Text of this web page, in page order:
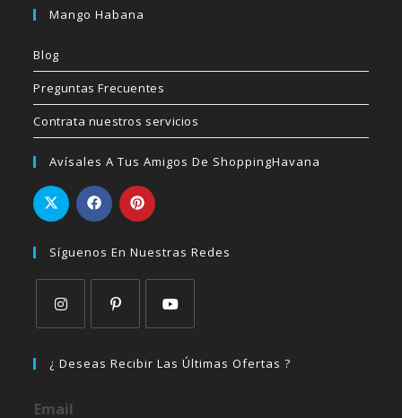
Mango Habana
Blog
Preguntas Frecuentes
Contrata nuestros servicios
Avísales A Tus Amigos De ShoppingHavana
Síguenos En Nuestras Redes
abre
una
abre
abre
¿ Deseas Recibir Las Últimas Ofertas ?
Email